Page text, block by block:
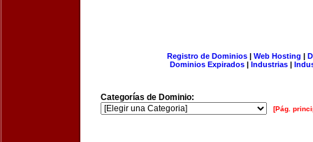
Registro de Dominios| Web Hosting |
Dominios Expirados | Industrias |
Categorías de Dominio:
[Pág.